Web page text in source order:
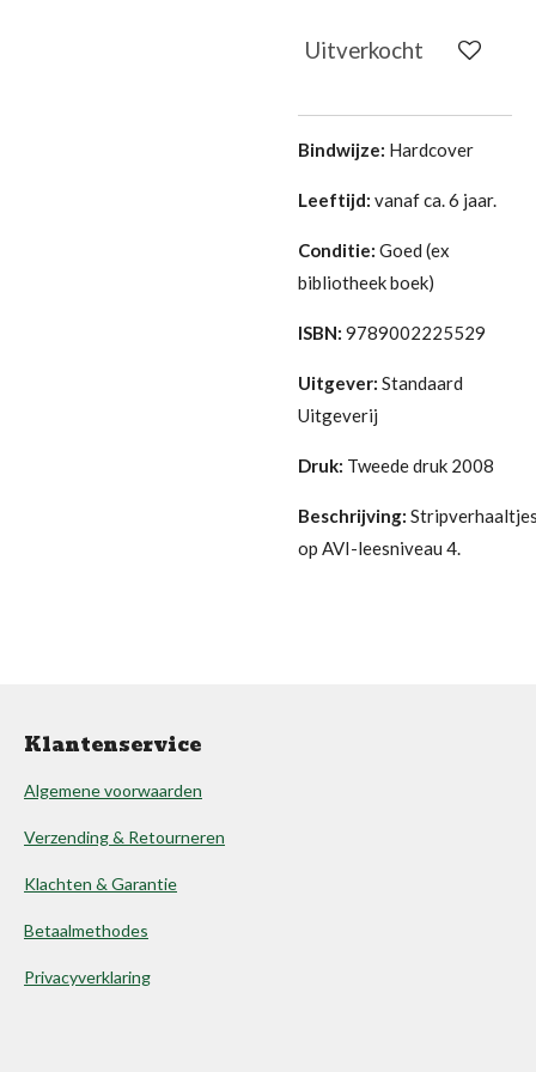
Uitverkocht
Bindwijze: Hardcover
Leeftijd: vanaf ca. 6 jaar.
Conditie: Goed (ex
bibliotheek boek)
ISBN: 9789002225529
Uitgever: Standaard
Uitgeverij
Druk: Tweede druk 2008
Beschrijving:
op AVI-leesniveau 4.
Klantenservice
Algemene voorwaarden
Verzending & Retourneren
Klachten & Garantie
Betaalmethodes
Privacyverklaring